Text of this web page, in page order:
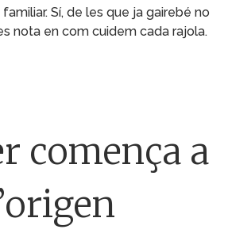
Sí, de les que ja gairebé no
nota en com cuidem cada rajola.
comença a